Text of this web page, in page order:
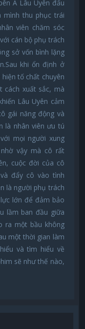
A Lâu Uyên đấu
mình thu phục trái
viên chăm sóc
cán bộ phụ trách
sở vốn bình lặng
khi ổn định ở
tố chất chuyên
cách xuất sắc, mà
Lâu Uyên cảm
gái năng động và
là nhân viên ưu tú
mọi người xung
vậy mà cô rất
cuộc đời của cô
đẩy cô vào tình
là người phụ trách
lớn để đảm bảo
lầm ban đầu giữa
ra một bầu không
một thời gian làm
và tìm hiểu về
sẽ như thế nào,